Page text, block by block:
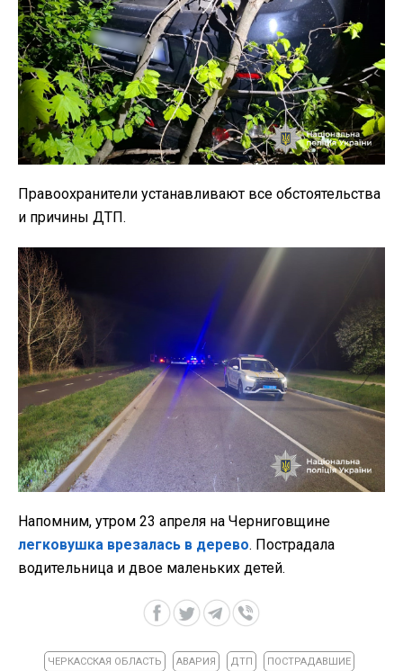
Правоохранители устанавливают все обстоятельства
и причины ДТП.
Напомним, утром 23 апреля на Черниговщине
легковушка врезалась в дерево. Пострадала
водительница и двое маленьких детей.
ЧЕРКАССКАЯ ОБЛАСТЬ АВАРИЯ ДТП ПОСТРАДАВШИЕ